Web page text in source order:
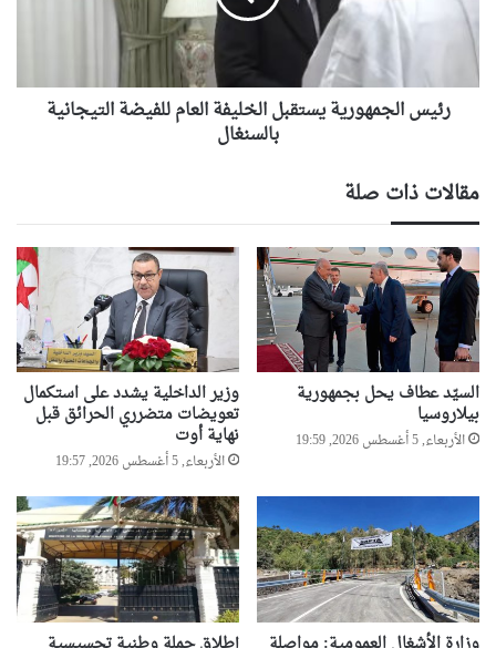
للفيضة
التيجانية
بالسنغال
رئيس الجمهورية يستقبل الخليفة العام للفيضة التيجانية
بالسنغال
مقالات ذات صلة
السيّد عطاف يحل بجمهورية
بيلاروسيا
الأربعاء, 5 أغسطس 2026, 19:59
وزير الداخلية يشدد على استكمال
تعويضات متضرري الحرائق قبل
نهاية أوت
الأربعاء, 5 أغسطس 2026, 19:57